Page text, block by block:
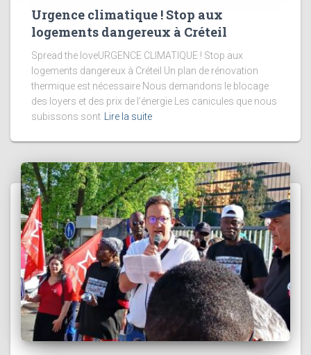
Urgence climatique ! Stop aux
logements dangereux à Créteil
Spread the loveURGENCE CLIMATIQUE ! Stop aux
logements dangereux à Créteil Un plan de rénovation
thermique est nécessaire Nous demandons le blocage
des loyers et des prix de l’énergie Les canicules que nous
subissons sont
Lire la suite